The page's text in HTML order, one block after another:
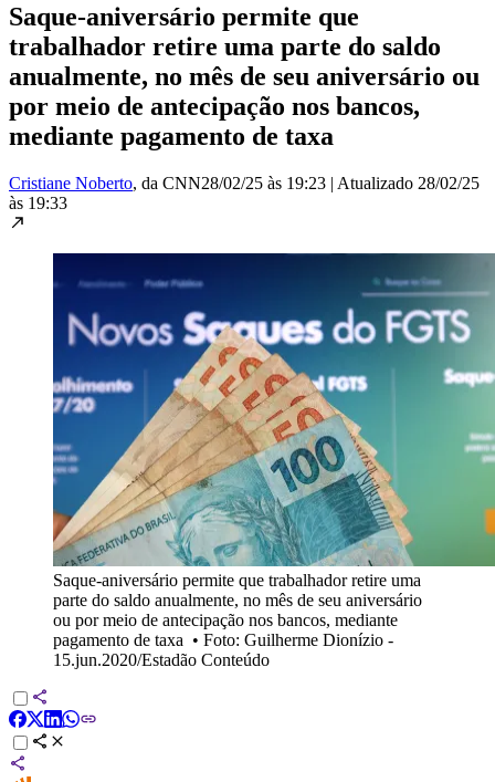
Saque-aniversário permite que
trabalhador retire uma parte do saldo
anualmente, no mês de seu aniversário ou
por meio de antecipação nos bancos,
mediante pagamento de taxa
Cristiane Noberto, da CNN28/02/25 às 19:23 | Atualizado 28/02/25
às 19:33
Saque-aniversário permite que trabalhador retire uma
parte do saldo anualmente, no mês de seu aniversário
ou por meio de antecipação nos bancos, mediante
pagamento de taxa • Foto: Guilherme Dionízio -
15.jun.2020/Estadão Conteúdo